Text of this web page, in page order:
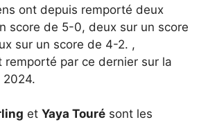
ont depuis remporté deux
score de 5-0, deux sur un score
sur un score de 4-2. ,
remporté par ce dernier sur la
2024.
et Yaya Touré sont les